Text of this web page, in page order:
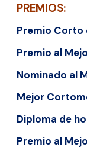
PREMIOS:
Premio Corto
Premio al
Nominado al
Mejor
Diploma de
Premio al